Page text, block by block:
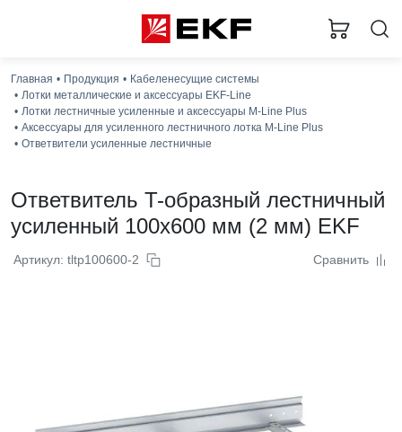
Главная Продукция
Кабеленесущие системы
Лотки металлические и аксессуары EKF-Line
Лотки лестничные усиленные и аксессуары M-Line Plus
Аксессуары для усиленного лестничного лотка M-Line Plus
Ответвители усиленные лестничные
Ответвитель T-образный лестничный
усиленный 100x600 мм (2 мм) EKF
Артикул: tltp100600-2 Сравнить